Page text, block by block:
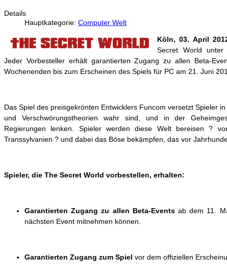
Details
Hauptkategorie: Computer Welt
Köln, 03. April
Secret World unter
Jeder Vorbesteller erhält garantierten Zugang zu allen Beta-
Wochenenden bis zum Erscheinen des Spiels für PC am 21. Juni
Das Spiel des preisgekrönten Entwicklers Funcom versetzt Spieler
und Verschwörungstheorien wahr sind, und in der
Regierungen lenken. Spieler werden diese Welt bereisen ?
Transsylvanien ? und dabei das Böse bekämpfen, das vor
Spieler, die The Secret World vorbestellen, erhalten:
Garantierten Zugang zu allen Beta-Events ab dem 11.
nächsten Event mitnehmen können.
Garantierten Zugang zum Spiel vor dem offiziellen